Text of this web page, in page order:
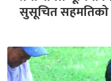
सुसूचित सहमतिको